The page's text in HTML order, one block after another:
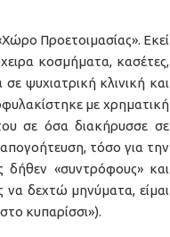
Προετοιμασίας». Εκεί
κοσμήματα, κασέτες,
ψυχιατρική κλινική και
με χρηματική
σε όσα διακήρυσσε σε
τόσο για την
δήθεν «συντρόφους» και
να δεχτώ μηνύματα, είμαι
κυπαρίσσι»).